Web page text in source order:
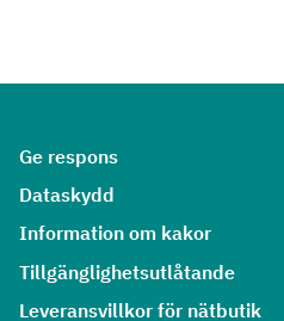
Ge respons
Dataskydd
Information om kakor
Tillgänglighetsutlåtande
Leveransvillkor för nätbutik